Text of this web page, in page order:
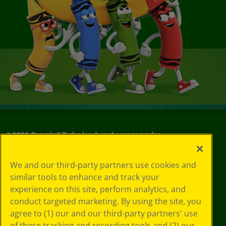
©2026Crayola® Todos los derechos reservados.
de privacidad
Política de
privacidad
Términos de SMS
GDPR
Aviso de
We and our third-party partners use cookies and
similar tools to enhance and track your
experience on this site, perform analytics, and
conduct targeted marketing. By using the site, you
agree to (1) our and our third-party partners' use